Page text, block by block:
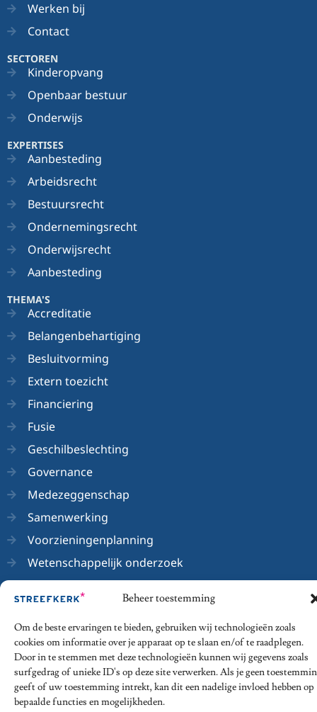
Beheer toestemming
Om de beste ervaringen te bieden, gebruiken wij technologieën zoals
cookies om informatie over je apparaat op te slaan en/of te raadplegen.
Door in te stemmen met deze technologieën kunnen wij gegevens zoals
surfgedrag of unieke ID's op deze site verwerken. Als je geen
geeft of uw toestemming intrekt, kan dit een nadelige invloed hebben op
bepaalde functies en mogelijkheden.
Werken bij
Contact
SECTOREN
Kinderopvang
Openbaar bestuur
Onderwijs
EXPERTISES
Aanbesteding
Arbeidsrecht
Bestuursrecht
Ondernemingsrecht
Onderwijsrecht
Aanbesteding
THEMA'S
Accreditatie
Belangenbehartiging
Besluitvorming
Extern toezicht
Financiering
Fusie
Geschilbeslechting
Governance
Medezeggenschap
Samenwerking
Voorzieningenplanning
Wetenschappelijk onderzoek
© 2026 - Streefkerk Onderwijsrecht
Privacy Statement
Algemene voorwaarden
Disclaimer
Klachtenregeling